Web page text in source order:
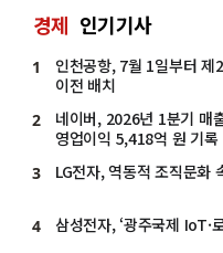
경제 인기기사
1
인천공항, 7월 1일부터 제
이전 배치
2
네이버, 2026년 1분기 매
영업이익 5,418억 원 기록
3 LG전자, 역동적 조직문화
4 삼성전자, ‘광주국제 IoT·